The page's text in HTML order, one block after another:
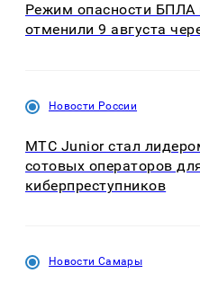
Режим опасности БПЛА
отменили 9 августа
Новости России
МТС Junior стал
сотовых операторов
киберпреступников
Новости Самары